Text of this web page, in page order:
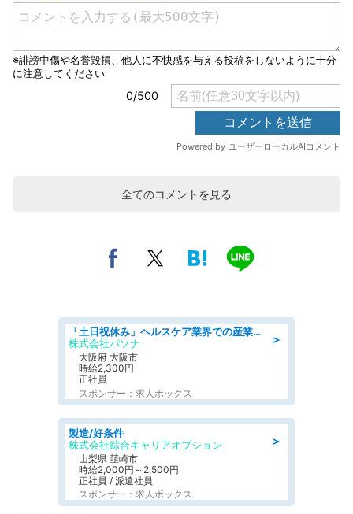
全てのコメントを見る
＞
「土日祝休み」ヘルスケア業界での産業保健師業務/看護師/高時給/要資格:正看護師
株式会社パソナ
大阪府 大阪市
時給2,300円
正社員
スポンサー：求人ボックス
＞
製造/好条件
株式会社綜合キャリアオプション
山梨県 韮崎市
時給2,000円～2,500円
正社員 / 派遣社員
スポンサー：求人ボックス